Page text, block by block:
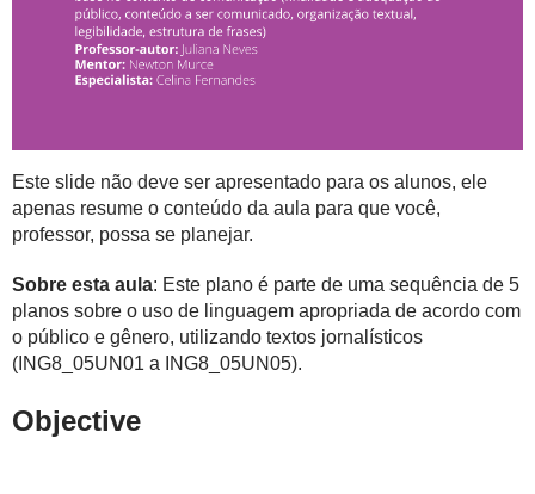
Este slide não deve ser apresentado para os alunos, ele
apenas resume o conteúdo da aula para que você,
professor, possa se planejar.
Sobre esta aula: Este plano é parte de uma sequência de 5
planos sobre o uso de linguagem apropriada de acordo com
o público e gênero, utilizando textos jornalísticos
(ING8_05UN01 a ING8_05UN05).
Objective